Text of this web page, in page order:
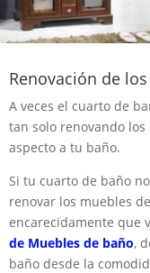
Renovación de
A veces el cuarto de
tan solo renovando
aspecto a tu baño.
Si tu cuarto de baño
renovar los muebles
encarecidamente que
de Muebles de baño,
baño desde la